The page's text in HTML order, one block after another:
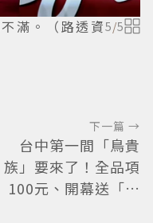
滿。（路透資5/5
下一篇 →
台中第一間「鳥貴
族」要來了！全品項
100元、開幕送「酥